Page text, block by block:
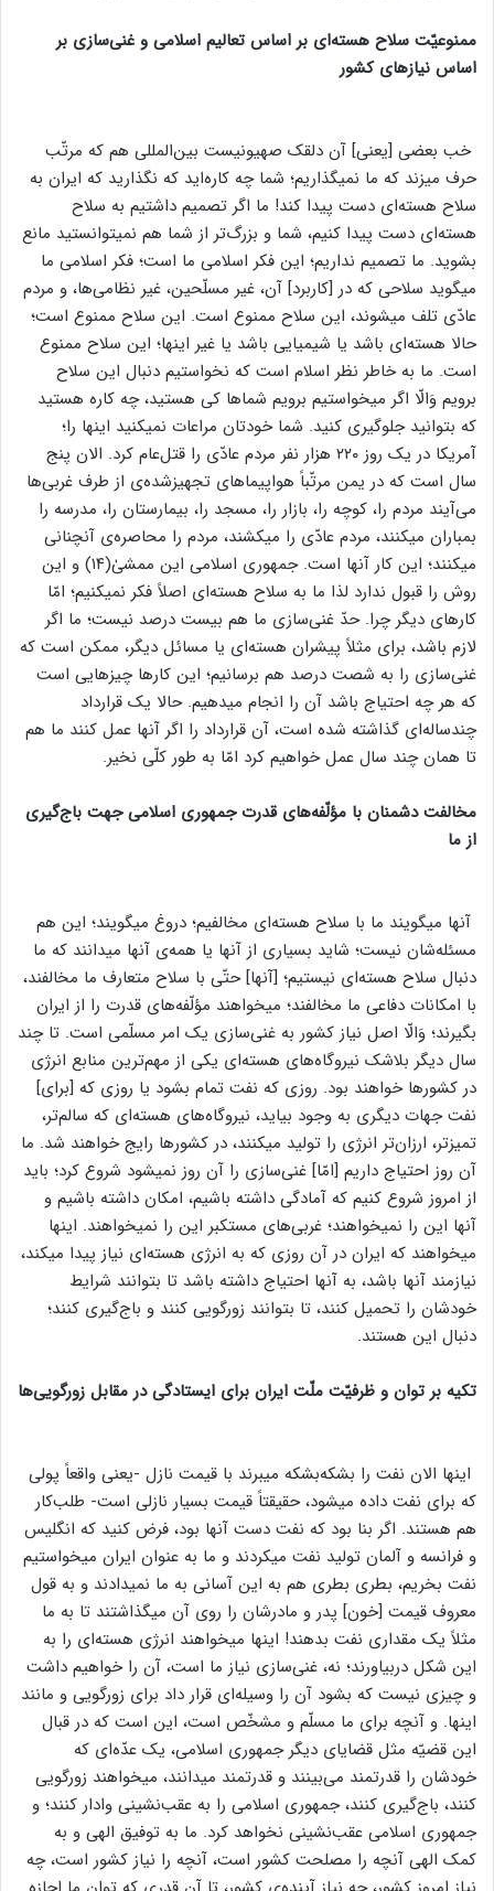
ممنوعیّت سلاح هسته‌ای بر اساس تعالیم اسلامی و غنی‌سازی بر
اساس نیاز‌های کشور
خب بعضی [یعنی] آن دلقک صهیونیست بین‌المللی هم که مرتّب
حرف میزند که ما نمیگذاریم؛ شما چه کاره‌اید که نگذارید که ایران به
سلاح هسته‌ای دست پیدا کند! ما اگر تصمیم داشتیم به سلاح
هسته‌ای دست پیدا کنیم، شما و بزرگ‌تر از شما هم نمیتوانستید مانع
بشوید. ما تصمیم نداریم؛ این فکر اسلامی ما است؛ فکر اسلامی ما
میگوید سلاحی که در [کاربرد] آن، غیر مسلّحین، غیر نظامی‌ها، و مردم
عادّی تلف میشوند، این سلاح ممنوع است. این سلاح ممنوع است؛
حالا هسته‌ای باشد یا شیمیایی باشد یا غیر اینها؛ این سلاح ممنوع
است. ما به خاطر نظر اسلام است که نخواستیم دنبال این سلاح
برویم وَالّا اگر میخواستیم برویم شماها کی هستید، چه‌ کاره هستید
که بتوانید جلوگیری کنید. شما خودتان مراعات نمیکنید اینها را؛
آمریکا در یک روز ۲۲۰ هزار نفر مردم عادّی را قتل‌عام کرد. الان پنج
سال است که در یمن مرتّباً هواپیماهای تجهیزشده‌ی از طرف غربی‌ها
می‌آیند مردم را، کوچه را، بازار را، مسجد را، بیمارستان را، مدرسه را
بمباران میکنند، مردم عادّی را میکشند، مردم را محاصره‌ی آنچنانی
میکنند؛ این کار آنها است. جمهوری اسلامی این ممشیٰ(۱۴) و این
روش را قبول ندارد لذا ما به سلاح هسته‌ای اصلاً‌ فکر نمیکنیم؛ امّا
کارهای دیگر چرا. حدّ غنی‌سازی ما هم بیست‌ درصد نیست؛ ما اگر
لازم باشد، برای مثلاً پیشران هسته‌ای یا مسائل دیگر، ممکن است که
غنی‌سازی را به شصت ‌درصد هم برسانیم؛ این کارها چیزهایی است
که هر چه احتیاج باشد آن را انجام میدهیم. حالا یک قرارداد
چندساله‌ای گذاشته شده است، آن قرارداد را اگر آنها عمل کنند ما هم
تا همان چند سال عمل خواهیم کرد امّا به‌ طور کلّی نخیر.
مخالفت دشمنان با مؤلّفه‌های قدرت جمهوری اسلامی جهت باج‌گیری
از ما
آنها میگویند ما با سلاح هسته‌ای مخالفیم؛ دروغ میگویند؛ این هم
مسئله‌شان نیست؛ شاید بسیاری از آنها یا همه‌‌ی آنها میدانند که ما
دنبال سلاح هسته‌ای نیستیم؛ [آنها] حتّی با سلاح متعارف ما مخالفند،
با امکانات دفاعی ما مخالفند؛ میخواهند مؤلّفه‌های قدرت را از ایران
بگیرند؛ وَالّا اصل نیاز کشور به غنی‌سازی یک امر مسلّمی است. تا چند
سال دیگر بلاشک نیروگاه‌های هسته‌ای یکی از مهم‌ترین منابع انرژی
در کشورها خواهند بود. روزی که نفت تمام بشود یا روزی که [برای]
نفت جهات دیگری به وجود بیاید، نیروگاه‌های هسته‌ای که سالم‌تر،
تمیزتر، ارزان‌تر انرژی را تولید میکنند، در کشورها رایج خواهند شد. ما
آن روز احتیاج داریم [امّا] غنی‌سازی را آن روز نمیشود شروع کرد؛ باید
از امروز شروع کنیم که آمادگی داشته باشیم، امکان داشته باشیم و
آنها این را نمیخواهند؛ غربی‌های مستکبر این را نمیخواهند. اینها
میخواهند که ایران در آن روزی که به انرژی هسته‌ای نیاز پیدا میکند،
نیازمند آنها باشد، به آنها احتیاج داشته باشد تا بتوانند شرایط
خودشان را تحمیل کنند، تا بتوانند زورگویی کنند و باج‌گیری کنند؛
دنبال این هستند.
تکیه بر توان و ظرفیّت ملّت ایران برای ایستادگی در مقابل زورگویی‌ها
اینها الان نفت را بشکه‌بشکه میبرند با قیمت نازل -یعنی واقعاً پولی
که برای نفت داده میشود، حقیقتاً قیمت بسیار نازلی است- طلب‌کار
هم هستند. اگر بنا بود که نفت دست آنها بود، فرض کنید که انگلیس
و فرانسه و آلمان تولید نفت میکردند و ما به عنوان ایران میخواستیم
نفت بخریم، بطری بطری هم به این آسانی به ما نمیدادند و به قول
معروف قیمت [خون] پدر و مادرشان را روی آن میگذاشتند تا به ما
مثلاً یک مقداری نفت بدهند! اینها میخواهند انرژی هسته‌ای را به
این شکل دربیاورند؛ نه، غنی‌سازی نیاز ما است، آن را خواهیم داشت
و چیزی نیست که بشود آن را وسیله‌ای قرار داد برای زورگویی و مانند
اینها. و آنچه برای ما مسلّم و مشخّص است، این است که در قبال
این قضیّه مثل قضایای دیگر جمهوری اسلامی، یک عدّه‌ای که
خودشان را قدرتمند می‌بینند و قدرتمند میدانند، میخواهند زورگویی
کنند، باج‌گیری کنند، جمهوری اسلامی را به عقب‌نشینی وادار کنند؛ و
جمهوری اسلامی عقب‌نشینی نخواهد کرد. ما به توفیق الهی و به
کمک الهی آنچه را مصلحت کشور است، آنچه را نیاز کشور است، چه